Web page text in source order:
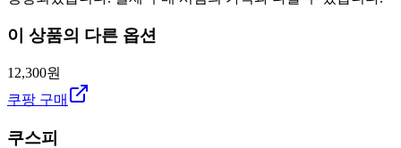
이 상품의 다른 옵션
12,300원
쿠팡 구매
쿠스피